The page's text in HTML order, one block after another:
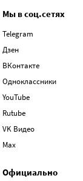
Мы в соц.сетях
Telegram
Дзен
ВКонтакте
Одноклассники
YouTube
Rutube
VK Видео
Max
Официально